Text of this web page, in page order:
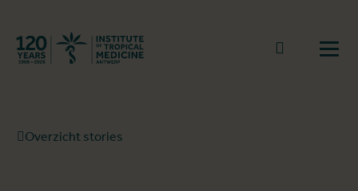
Terug naar start
Naar
Overzicht stories